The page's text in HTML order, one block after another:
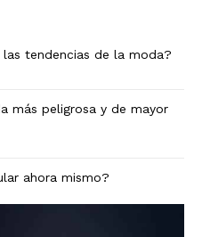
tendencias de la moda?
más peligrosa y de mayor
ahora mismo?